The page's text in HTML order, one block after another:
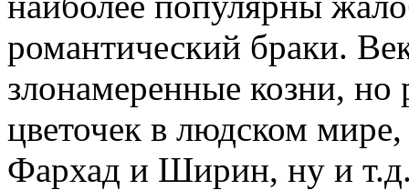
романтический браки.
злонамеренные козни,
цветочек в людском
Фархад и Ширин, ну и